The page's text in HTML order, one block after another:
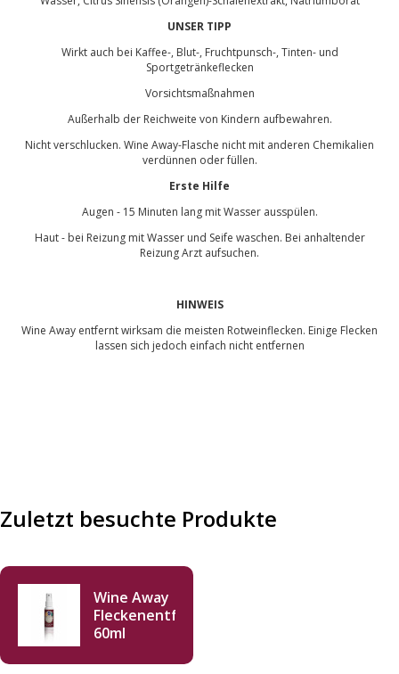
UNSER TIPP
Wirkt auch bei Kaffee-, Blut-, Fruchtpunsch-, Tinten- und
Sportgetränkeflecken
Vorsichtsmaßnahmen
Außerhalb der Reichweite von Kindern aufbewahren.
Nicht verschlucken. Wine Away-Flasche nicht mit anderen Chemikalien
verdünnen oder füllen.
Erste Hilfe
Augen - 15 Minuten lang mit Wasser ausspülen.
Haut - bei Reizung mit Wasser und Seife waschen. Bei anhaltender
Reizung Arzt aufsuchen.
HINWEIS
Wine Away entfernt wirksam die meisten Rotweinflecken. Einige Flecken
lassen sich jedoch einfach nicht entfernen
Zuletzt besuchte Produkte
Wine Away
Fleckenentferner
60ml